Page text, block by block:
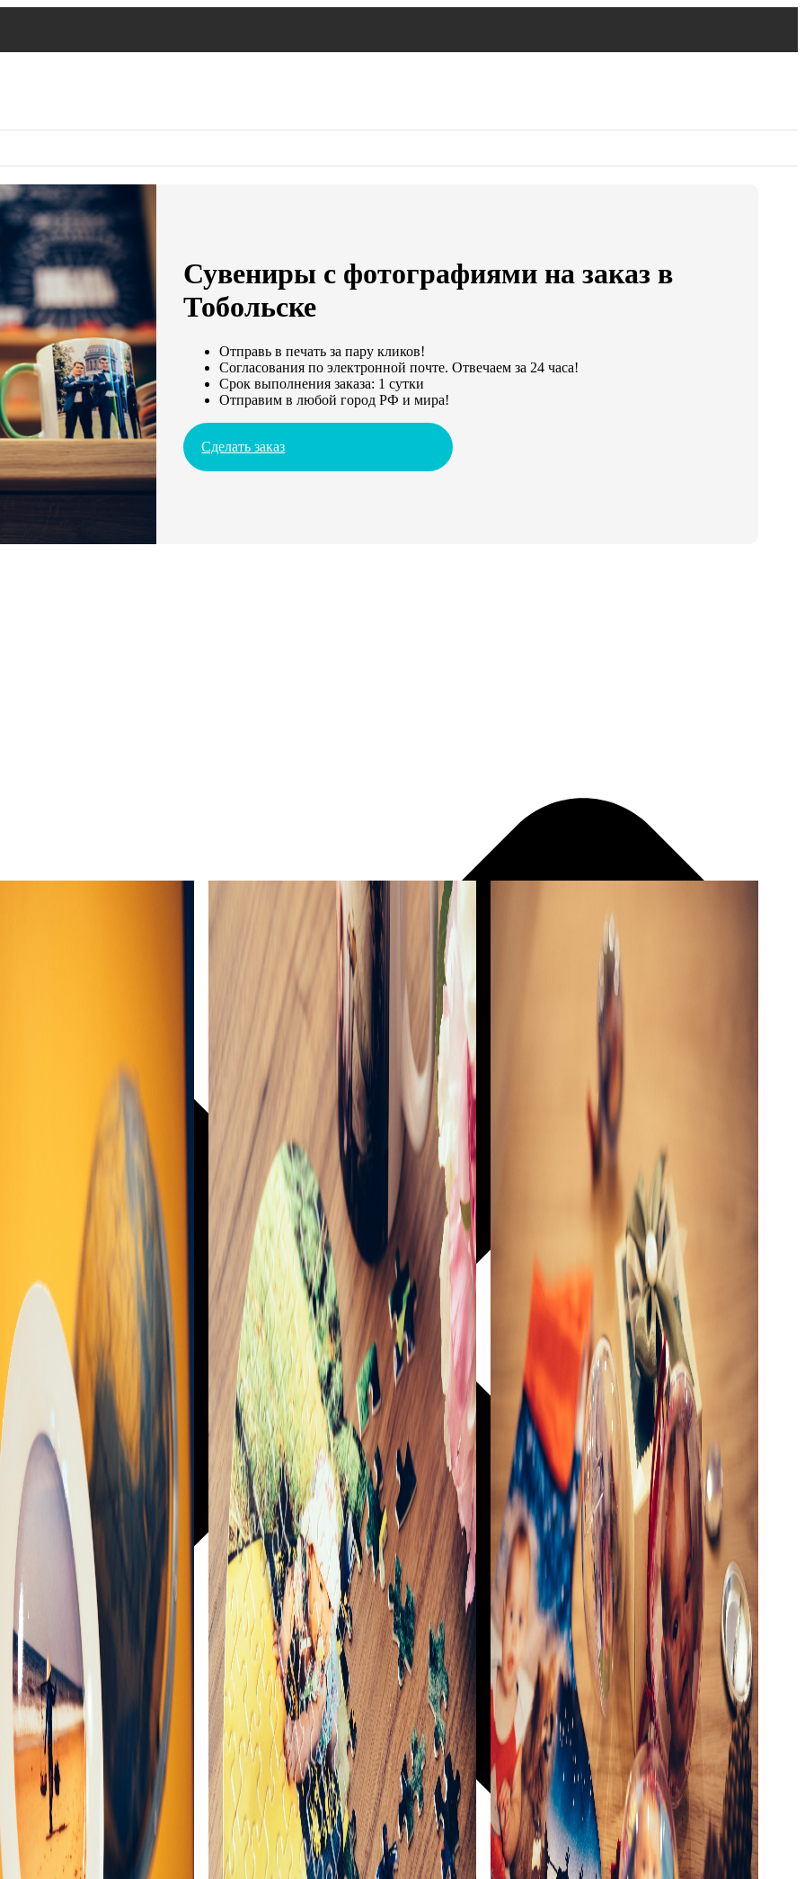
Сувениры с фотографиями на заказ в
Тобольске
Отправь в печать за пару кликов!
Согласования по электронной почте. Отвечаем за 24 часа!
Срок выполнения заказа: 1 сутки
Отправим в любой город РФ и мира!
Сделать заказ